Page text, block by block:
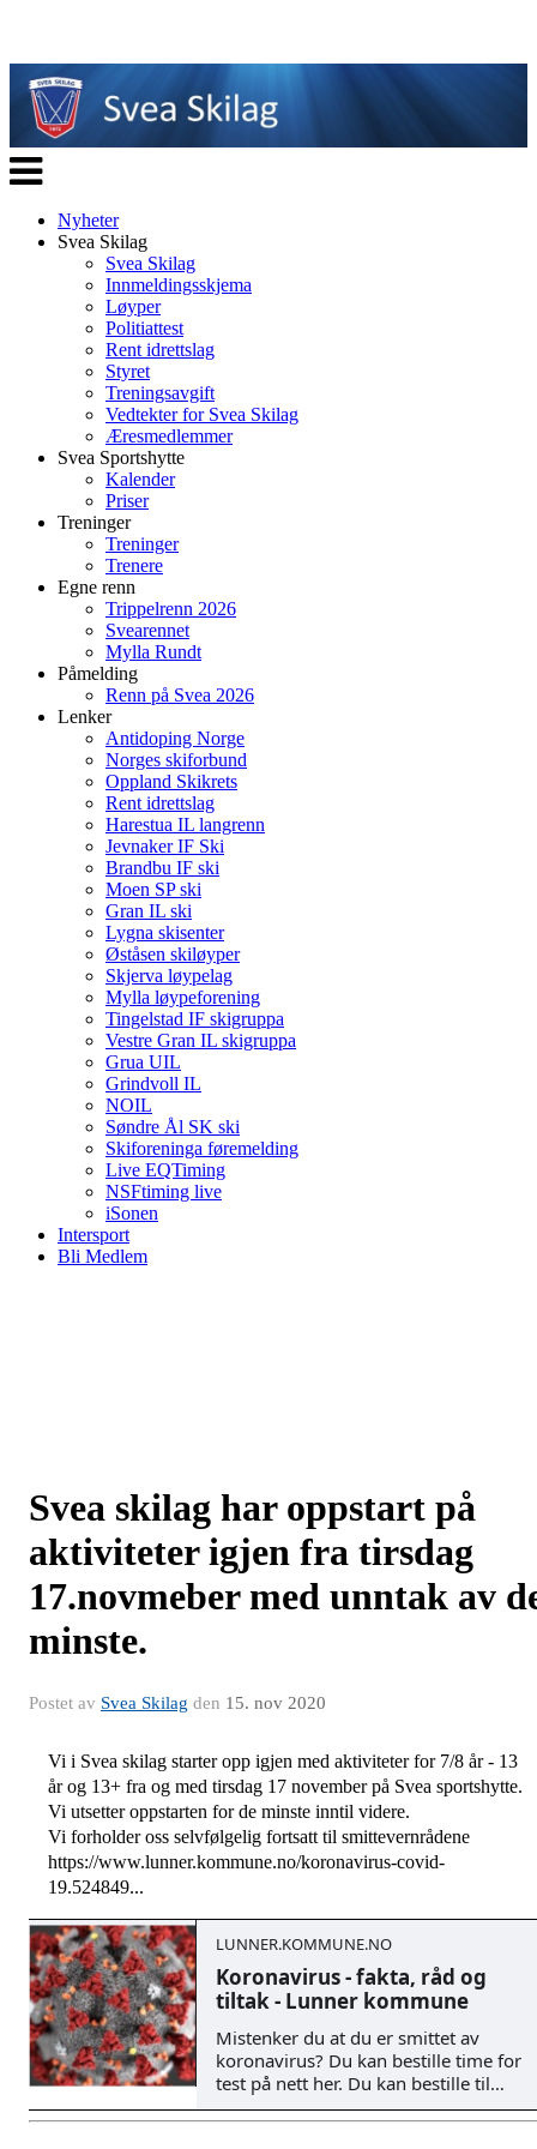
Veksle
navigasjon
Nyheter
Svea Skilag
Svea Skilag
Innmeldingsskjema
Løyper
Politiattest
Rent idrettslag
Styret
Treningsavgift
Vedtekter for Svea Skilag
Æresmedlemmer
Svea Sportshytte
Kalender
Priser
Treninger
Treninger
Trenere
Egne renn
Trippelrenn 2026
Svearennet
Mylla Rundt
Påmelding
Renn på Svea 2026
Lenker
Antidoping Norge
Norges skiforbund
Oppland Skikrets
Rent idrettslag
Harestua IL langrenn
Jevnaker IF Ski
Brandbu IF ski
Moen SP ski
Gran IL ski
Lygna skisenter
Øståsen skiløyper
Skjerva løypelag
Mylla løypeforening
Tingelstad IF skigruppa
Vestre Gran IL skigruppa
Grua UIL
Grindvoll IL
NOIL
Søndre Ål SK ski
Skiforeninga føremelding
Live EQTiming
NSFtiming live
iSonen
Intersport
Bli Medlem
Svea skilag har oppstart på
aktiviteter igjen fra tirsdag
17.novmeber med unntak av
minste.
Postet av Svea Skilag den 15. nov 2020
Vi i Svea skilag starter opp igjen med aktiviteter for 7/8 år - 13
år og 13+ fra og med tirsdag 17 november på Svea sportshytte.
Vi utsetter oppstarten for de minste inntil videre.
Vi forholder oss selvfølgelig fortsatt til smittevernrådene
https://www.lunner.kommune.no/koronavirus-covid-
19.524849...
LUNNER.KOMMUNE.NO
Koronavirus - fakta, råd og
tiltak - Lunner kommune
Mistenker du at du er smittet av
koronavirus? Du kan bestille time for
test på nett her. Du kan bestille til
neste dag og en uke fram i tid. Du
kan også ringe legevaktens